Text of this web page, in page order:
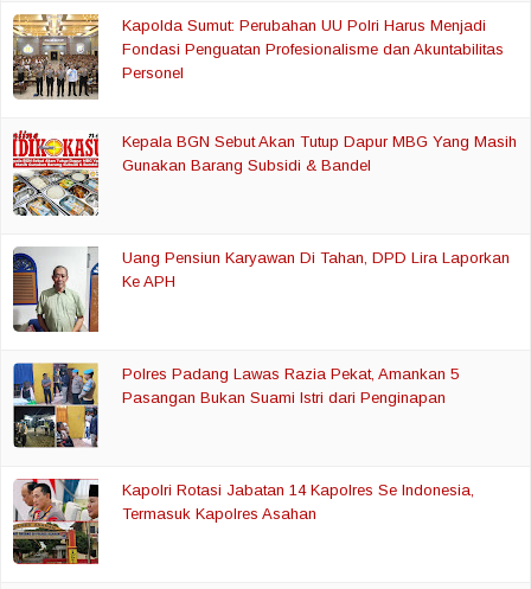
Kapolda Sumut: Perubahan UU Polri Harus Menjadi
Fondasi Penguatan Profesionalisme dan Akuntabilitas
Personel
Kepala BGN Sebut Akan Tutup Dapur MBG Yang Masih
Gunakan Barang Subsidi & Bandel
Uang Pensiun Karyawan Di Tahan, DPD Lira Laporkan
Ke APH
Polres Padang Lawas Razia Pekat, Amankan 5
Pasangan Bukan Suami Istri dari Penginapan
Kapolri Rotasi Jabatan 14 Kapolres Se Indonesia,
Termasuk Kapolres Asahan